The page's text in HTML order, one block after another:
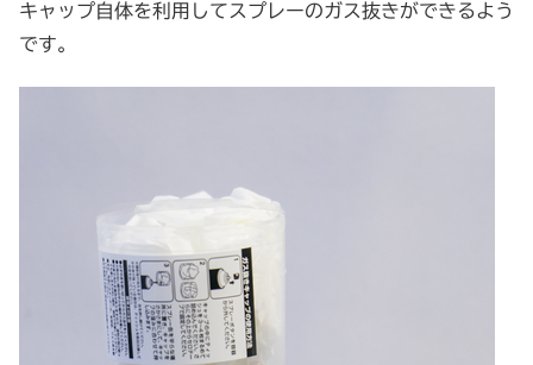
キャップ自体を利用してスプレーのガス抜きができるよう
です。